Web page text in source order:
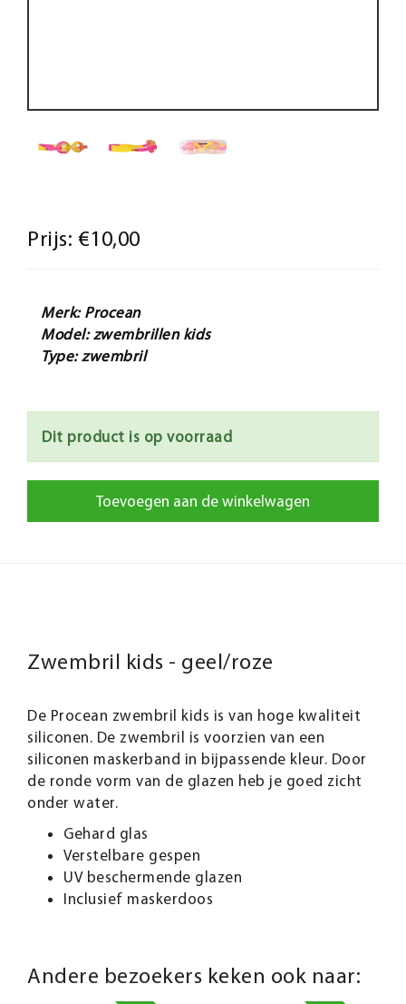
Prijs: €10,00
Merk: Procean
Model: zwembrillen kids
Type: zwembril
Dit product is op voorraad
Toevoegen aan de winkelwagen
Zwembril kids - geel/roze
De Procean zwembril kids is van hoge kwaliteit
siliconen. De zwembril is voorzien van een
siliconen maskerband in bijpassende kleur. Door
de ronde vorm van de glazen heb je goed zicht
onder water.
Gehard glas
Verstelbare gespen
UV beschermende glazen
Inclusief maskerdoos
Andere bezoekers keken ook naar: